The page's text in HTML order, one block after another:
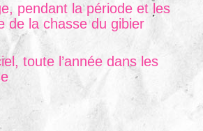
pendant la période et les
de la chasse du gibier
toute l’année dans les